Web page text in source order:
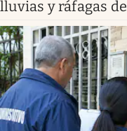
lluvias y ráfagas